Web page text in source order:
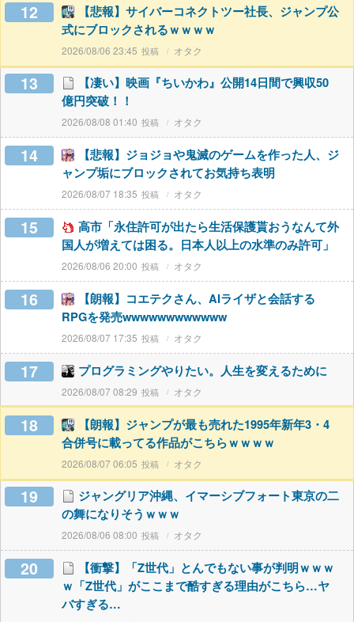
12
【悲報】サイバーコネクトツー社長、ジャンプ公
式にブロックされるｗｗｗｗ
2026/08/06 23:45 オタク
13
【凄い】映画『ちいかわ』公開14日間で興収50
億円突破！！
2026/08/08 01:40 オタク
14
【悲報】ジョジョや鬼滅のゲームを作った人、ジ
ャンプ垢にブロックされてお気持ち表明
2026/08/07 18:35 オタク
15
高市「永住許可が出たら生活保護貰おうなんて外
国人が増えては困る。日本人以上の水準のみ許可」
2026/08/06 20:00 オタク
16
【朗報】コエテクさん、AIライザと会話する
RPGを発売wwwwwwwwwwww
2026/08/07 17:35 オタク
17 プログラミングやりたい。人生を変えるために
2026/08/07 08:29 オタク
18
【朗報】ジャンプが最も売れた1995年新年3・4
合併号に載ってる作品がこちらｗｗｗｗ
2026/08/07 06:05 オタク
19
ジャングリア沖縄、イマーシブフォート東京の二
の舞になりそうｗｗｗ
2026/08/06 08:00 オタク
20
【衝撃】「Z世代」とんでもない事が判明ｗｗｗ
ｗ「Z世代」がここまで酷すぎる理由がこちら…ヤ
バすぎる…